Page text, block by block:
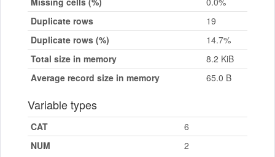
Duplicate rows
19
Duplicate rows (%)
14.7%
Total size in memory
8.2 KiB
Average record size in memory
65.0 B
Variable types
CAT
6
NUM
2